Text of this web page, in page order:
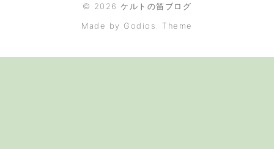
© 2026 ケルトの笛ブログ
Made by Godios. Theme